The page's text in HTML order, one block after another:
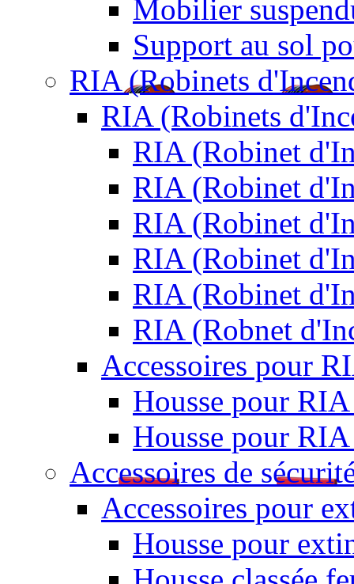
Mobilier
Support au sol
RIA (Robinets
RIA (Robinets
RIA (Robinet
RIA (Robinet
RIA (Robinet
RIA (Robinet
RIA (Robinet
RIA (Robnet
Accessoires pour
Housse pour
Housse pour
Accessoires de
Accessoires pour
Housse pour